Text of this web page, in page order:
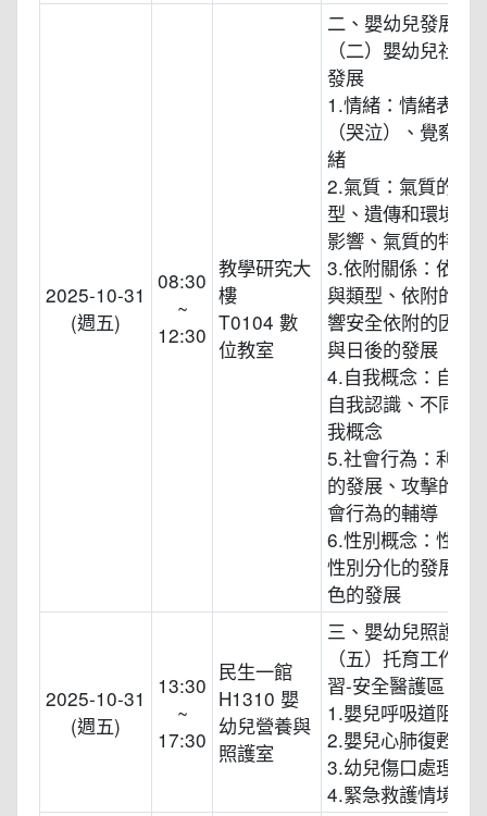
2025-10-31
(週五)
08:30
~
12:30
教學研究大
樓
T0104 數
位教室
二、嬰幼兒發展
（二）嬰幼兒社會
發展
1.情緒：情緒表達
（哭泣）、覺察與
緒
2.氣質：氣質的定
型、遺傳和環境對
影響、氣質的特性
3.依附關係：依附
與類型、依附的發
響安全依附的因素
與日後的發展
4.自我概念：自我
自我認識、不同時
我概念
5.社會行為：利社
的發展、攻擊的發
會行為的輔導
6.性別概念：性與
性別分化的發展、
色的發展
2025-10-31
(週五)
13:30
~
17:30
民生一館
H1310 嬰
幼兒營養與
照護室
三、嬰幼兒照護技
（五）托育工作實
習-安全醫護區
1.嬰兒呼吸道阻塞
2.嬰兒心肺復甦術
3.幼兒傷口處理
4.緊急救護情境演